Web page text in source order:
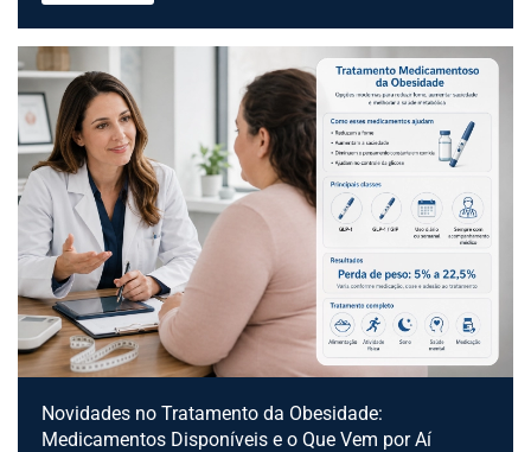
Novidades no Tratamento da Obesidade:
Medicamentos Disponíveis e o Que Vem por Aí